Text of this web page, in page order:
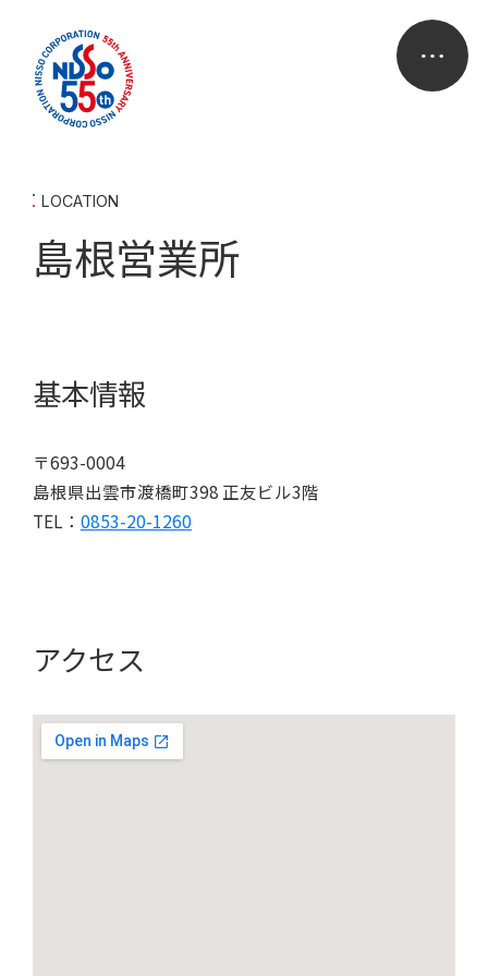
島根営業所
LOCATION
基本情報
〒693-0004
島根県出雲市渡橋町398 正友ビル3階
TEL： 0853-20-1260
アクセス